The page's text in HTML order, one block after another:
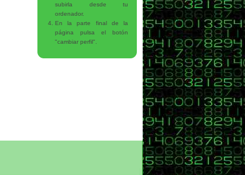
subirla desde tu
ordenador.
En la parte final de la
página pulsa el botón
"cambiar perfil".